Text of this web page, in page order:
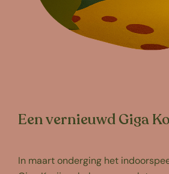
Een vernieuwd Giga
In maart onderging het